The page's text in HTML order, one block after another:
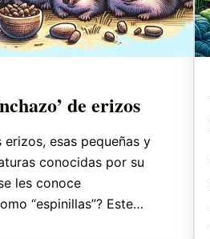
de erizos
erizos, esas pequeñas y
conocidas por su
les conoce
“espinillas”? Este…